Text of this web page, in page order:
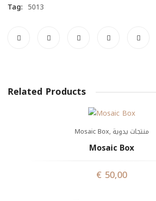
Tag: 5013
Related Products
Mosaic Box, منتجات يدوية
Mosaic Box
€ 50,00